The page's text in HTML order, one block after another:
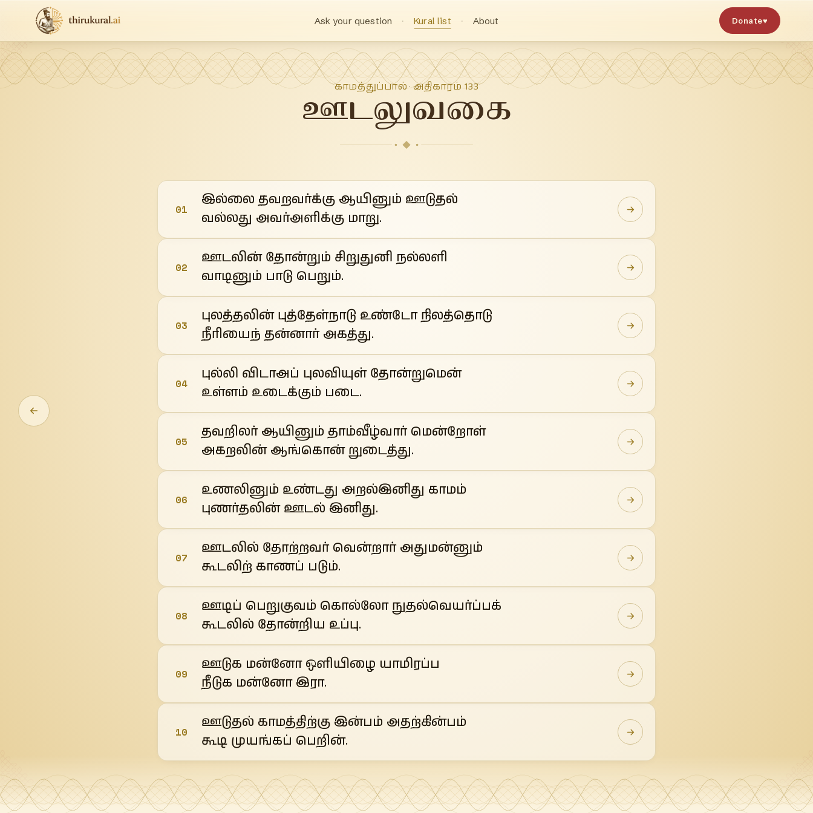
Ask your question Kural list About Donate♥
காமத்துப்பால் ·அதிகாரம்133
ஊடலுவகை
01
இல்லை தவறவர்க்கு ஆயினும் ஊடுதல்
வல்லது அவர்அளிக்கு மாறு.
02
ஊடலின் தோன்றும் சிறுதுனி நல்லளி
வாடினும் பாடு பெறும்.
03
புலத்தலின் புத்தேள்நாடு உண்டோ நிலத்தொடு
நீரியைந் தன்னார் அகத்து.
04
புல்லி விடாஅப் புலவியுள் தோன்றுமென்
உள்ளம் உடைக்கும் படை.
05
தவறிலர் ஆயினும் தாம்வீழ்வார் மென்றோள்
அகறலின் ஆங்கொன் றுடைத்து.
06
உணலினும் உண்டது அறல்இனிது காமம்
புணர்தலின் ஊடல் இனிது.
07
ஊடலில் தோற்றவர் வென்றார் அதுமன்னும்
கூடலிற் காணப் படும்.
08
ஊடிப் பெறுகுவம் கொல்லோ நுதல்வெயர்ப்பக்
கூடலில் தோன்றிய உப்பு.
09
ஊடுக மன்னோ ஒளியிழை யாமிரப்ப
நீடுக மன்னோ இரா.
10
ஊடுதல் காமத்திற்கு இன்பம் அதற்கின்பம்
கூடி முயங்கப் பெறின்.